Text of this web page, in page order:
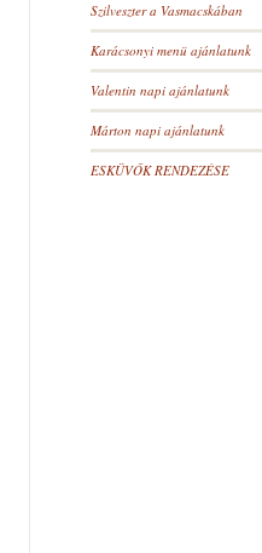
Szilveszter a Vasmacskában
Karácsonyi menü ajánlatunk
Valentin napi ajánlatunk
Márton napi ajánlatunk
ESKÜVŐK RENDEZÉSE